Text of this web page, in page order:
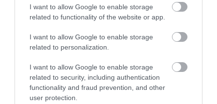
I want to allow Google to enable storage
related to functionality of the website or app.
I want to allow Google to enable storage
related to personalization.
I want to allow Google to enable storage
related to security, including authentication
functionality and fraud prevention, and other
user protection.
PRONEWS.GR /ΠΑΡΑΣΚΗΝΙΟ
Ο μεγάλος γιος του Λιονέλ Μέσι στα
χνάρια του πατέρα του – Θα ενταχθεί στις